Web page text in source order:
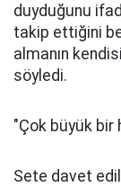
duyduğunu
takip ettiğini
almanın
söyledi.
"Çok büyük bir
Sete davet